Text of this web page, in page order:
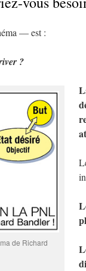
— est :
?
de Richard